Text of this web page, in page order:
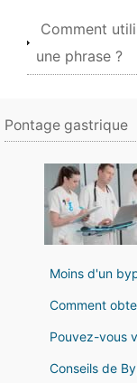
Comment
une phrase ?
Pontage gastrique
Moins d'un
Comment
Pouvez-vous
Conseils de